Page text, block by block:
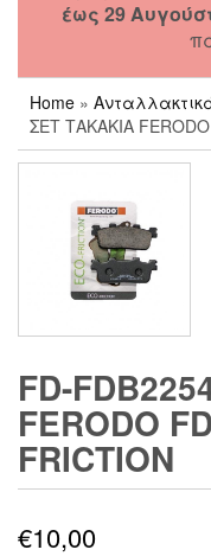
έως 29
Home »
ΣΕΤ ΤΑΚΑΚΙΑ
FD-
FERODO
FRICTION
€10,00